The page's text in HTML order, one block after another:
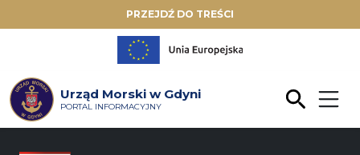
PRZEJDŹ DO TREŚCI
Urząd Morski w Gdyni
PORTAL INFORMACYJNY